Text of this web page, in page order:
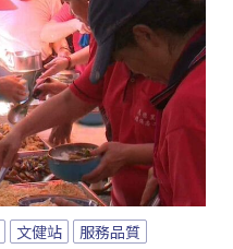
文健站
服務品質